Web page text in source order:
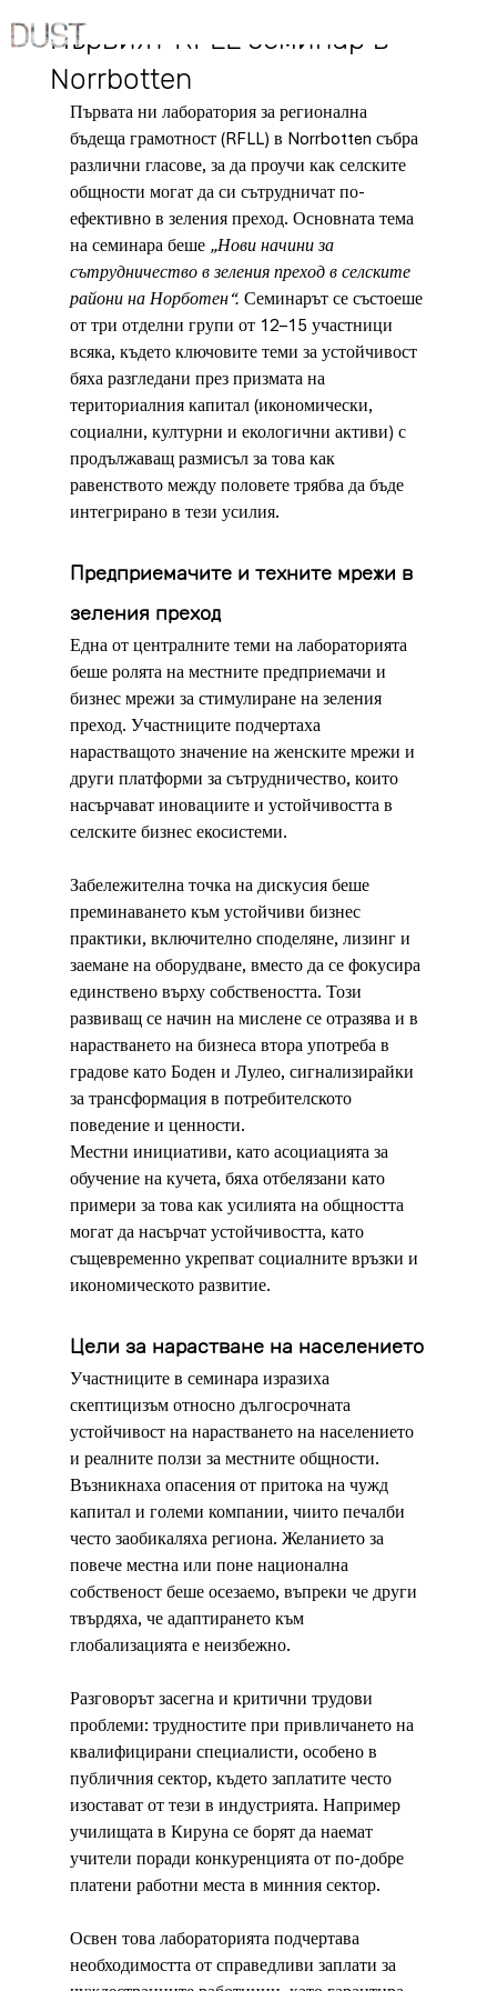
Първият RFLL семинар в
Norrbotten
Първата ни лаборатория за регионална
бъдеща грамотност (RFLL) в Norrbotten събра
различни гласове, за да проучи как селските
общности могат да си сътрудничат по-
ефективно в зеления преход. Основната тема
на семинара беше „Нови начини за
сътрудничество в зеления преход в селските
райони на Норботен“. Семинарът се състоеше
от три отделни групи от 12–15 участници
всяка, където ключовите теми за устойчивост
бяха разгледани през призмата на
териториалния капитал (икономически,
социални, културни и екологични активи) с
продължаващ размисъл за това как
равенството между половете трябва да бъде
интегрирано в тези усилия.
Предприемачите и техните мрежи в
зеления преход
Една от централните теми на лабораторията
беше ролята на местните предприемачи и
бизнес мрежи за стимулиране на зеления
преход. Участниците подчертаха
нарастващото значение на женските мрежи и
други платформи за сътрудничество, които
насърчават иновациите и устойчивостта в
селските бизнес екосистеми.
Забележителна точка на дискусия беше
преминаването към устойчиви бизнес
практики, включително споделяне, лизинг и
заемане на оборудване, вместо да се фокусира
единствено върху собствеността. Този
развиващ се начин на мислене се отразява и в
нарастването на бизнеса втора употреба в
градове като Боден и Лулео, сигнализирайки
за трансформация в потребителското
поведение и ценности.
Местни инициативи, като асоциацията за
обучение на кучета, бяха отбелязани като
примери за това как усилията на общността
могат да насърчат устойчивостта, като
същевременно укрепват социалните връзки и
икономическото развитие.
Цели за нарастване на населението
Участниците в семинара изразиха
скептицизъм относно дългосрочната
устойчивост на нарастването на населението
и реалните ползи за местните общности.
Възникнаха опасения от притока на чужд
капитал и големи компании, чиито печалби
често заобикаляха региона. Желанието за
повече местна или поне национална
собственост беше осезаемо, въпреки че други
твърдяха, че адаптирането към
глобализацията е неизбежно.
Разговорът засегна и критични трудови
проблеми: трудностите при привличането на
квалифицирани специалисти, особено в
публичния сектор, където заплатите често
изостават от тези в индустрията. Например
училищата в Кируна се борят да наемат
учители поради конкуренцията от по-добре
платени работни места в минния сектор.
Освен това лабораторията подчертава
необходимостта от справедливи заплати за